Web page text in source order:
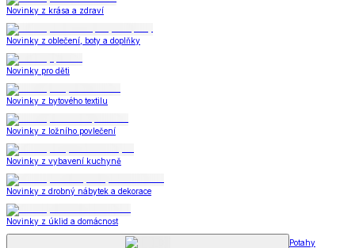
Novinky z krása a zdraví
Novinky z oblečení, boty a doplňky
Novinky pro děti
Novinky z bytového textilu
Novinky z ložního povlečení
Novinky z vybavení kuchyně
Novinky z drobný nábytek a dekorace
Novinky z úklid a domácnost
Potahy